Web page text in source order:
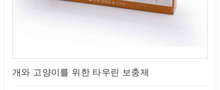
개와 고양이를 위한 타우린 보충제